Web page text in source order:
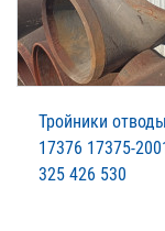
Тройники
17376 17375-
325 426 530